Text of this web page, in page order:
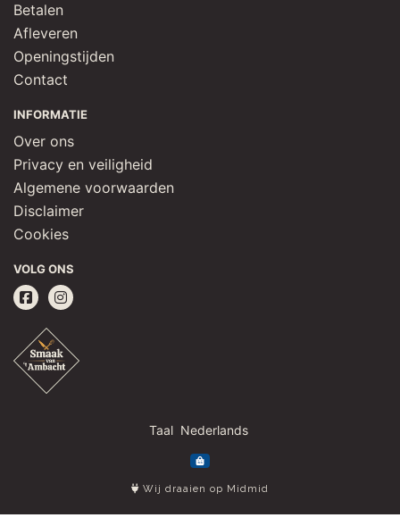
Betalen
Afleveren
Openingstijden
Contact
INFORMATIE
Over ons
Privacy en veiligheid
Algemene voorwaarden
Disclaimer
Cookies
VOLG ONS
Taal
Wij draaien op Midmid